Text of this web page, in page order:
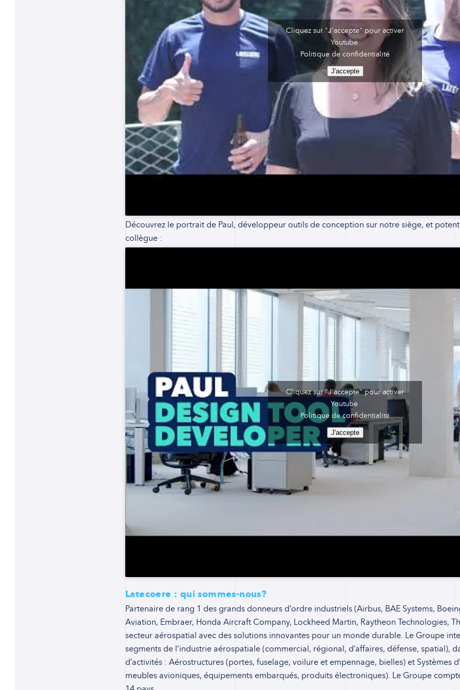
Cliquez sur "J'accepte" pour activer
Youtube
Politique de confidentialité
J'accepte
Découvrez le portrait de Paul, développeur outils de conception sur notre siège, et
collègue :
Cliquez sur "J'accepte" pour activer
Youtube
Politique de confidentialité
J'accepte
Latecoere : qui sommes-nous?
Partenaire de rang 1 des grands donneurs d’ordre industriels (Airbus, BAE Systems,
Aviation, Embraer, Honda Aircraft Company, Lockheed Martin, Raytheon Technologies,
secteur aérospatial avec des solutions innovantes pour un monde durable. Le Groupe
segments de l’industrie aérospatiale (commercial, régional, d’affaires, défense, spatial),
d’activités : Aérostructures (portes, fuselage, voilure et empennage, bielles) et Systèmes
meubles avioniques, équipements embarqués, produits électroniques). Le Groupe